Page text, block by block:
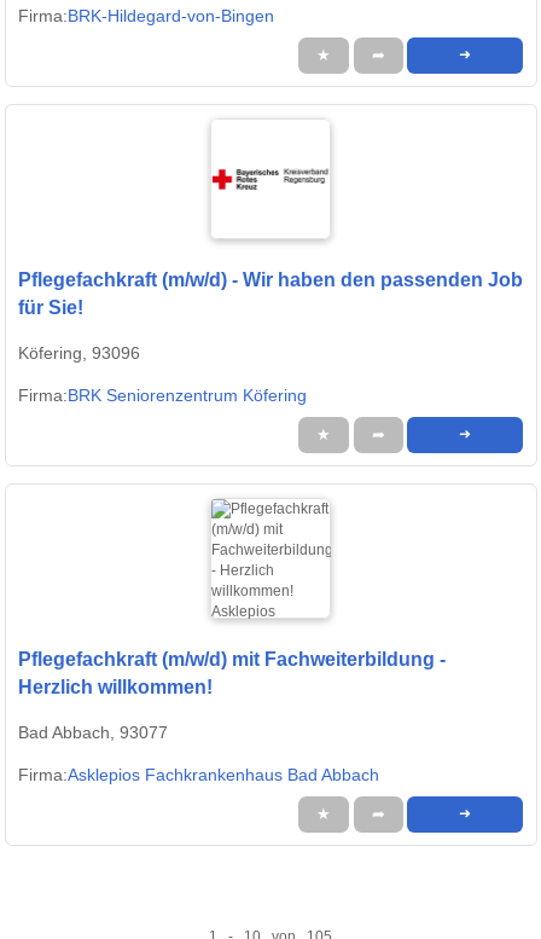
Firma:BRK-Hildegard-von-Bingen
★ ➦ ➜
Pflegefachkraft (m/w/d) - Wir haben den passenden Job
für Sie!
Köfering, 93096
Firma:BRK Seniorenzentrum Köfering
★ ➦ ➜
Pflegefachkraft (m/w/d) mit Fachweiterbildung -
Herzlich willkommen!
Bad Abbach, 93077
Firma:Asklepios Fachkrankenhaus Bad Abbach
★ ➦ ➜